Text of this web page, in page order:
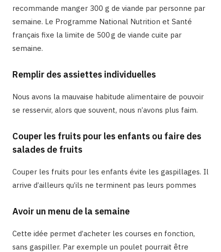
recommande manger 300 g de viande par personne par
semaine. Le Programme National Nutrition et Santé
français fixe la limite de 500 g de viande cuite par
semaine.
Remplir des assiettes individuelles
Nous avons la mauvaise habitude alimentaire de pouvoir
se resservir, alors que souvent, nous n’avons plus faim.
Couper les fruits pour les enfants ou faire des
salades de fruits
Couper les fruits pour les enfants évite les gaspillages. Il
arrive d’ailleurs qu’ils ne terminent pas leurs pommes
Avoir un menu de la semaine
Cette idée permet d’acheter les courses en fonction,
sans gaspiller. Par exemple un poulet pourrait être